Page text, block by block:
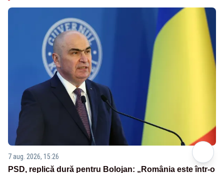
7 aug. 2026, 15:26
PSD, replică dură pentru Bolojan: „România este într-o